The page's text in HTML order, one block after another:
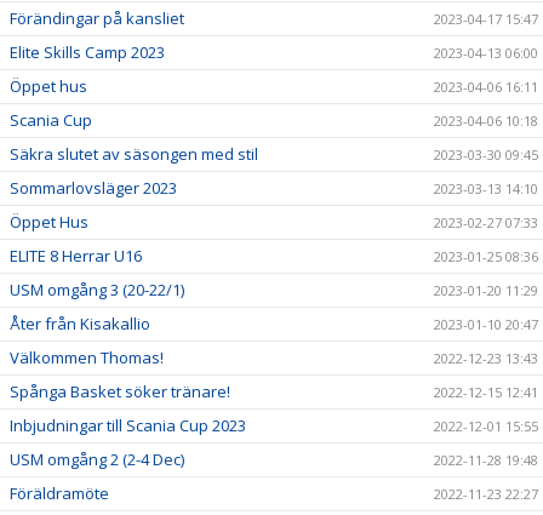
Förändingar på kansliet 2023-04-17 15:47
Elite Skills Camp 2023 2023-04-13 06:00
Öppet hus 2023-04-06 16:11
Scania Cup 2023-04-06 10:18
Säkra slutet av säsongen med stil 2023-03-30 09:45
Sommarlovsläger 2023 2023-03-13 14:10
Öppet Hus 2023-02-27 07:33
ELITE 8 Herrar U16 2023-01-25 08:36
USM omgång 3 (20-22/1) 2023-01-20 11:29
Åter från Kisakallio 2023-01-10 20:47
Välkommen Thomas! 2022-12-23 13:43
Spånga Basket söker tränare! 2022-12-15 12:41
Inbjudningar till Scania Cup 2023 2022-12-01 15:55
USM omgång 2 (2-4 Dec) 2022-11-28 19:48
Föräldramöte 2022-11-23 22:27